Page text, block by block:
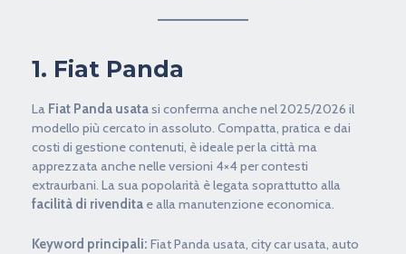
1. Fiat Panda
La Fiat Panda usatasi conferma anche nel 2025/2026 il
modello più cercato in assoluto. Compatta, pratica e dai
costi di gestione contenuti, è ideale per la città ma
apprezzata anche nelle versioni 4×4 per contesti
extraurbani. La sua popolarità è legata soprattutto alla
facilità di rivendita e alla manutenzione economica.
Keyword principali: Fiat Panda usata, city car usata, auto